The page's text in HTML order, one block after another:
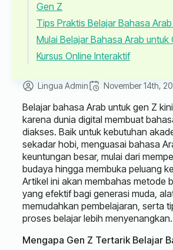
Gen Z
Tips Praktis Belajar Bahasa
Mulai Belajar Bahasa Arab untuk
Kursus Online Interaktif
Lingua Admin November 14th,
Belajar bahasa Arab untuk gen Z
karena dunia digital membuat
diakses. Baik untuk kebutuhan
sekadar hobi, menguasai bahasa
keuntungan besar, mulai dari
budaya hingga membuka peluang
Artikel ini akan membahas metode
yang efektif bagi generasi muda,
memudahkan pembelajaran, serta
proses belajar lebih menyenangkan.
Mengapa Gen Z Tertarik Belajar